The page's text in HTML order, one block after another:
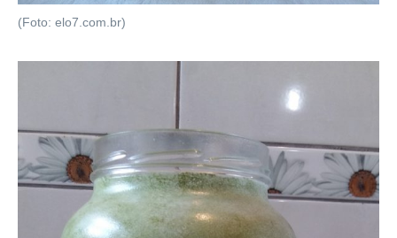
(Foto: elo7.com.br)